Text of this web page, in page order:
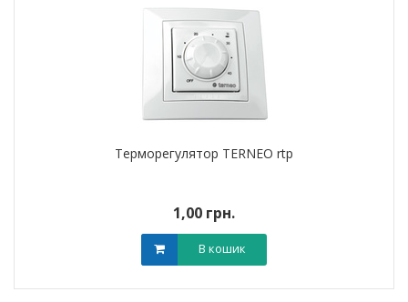
Терморегулятор TERNEO rtp
1,00 грн.
В кошик